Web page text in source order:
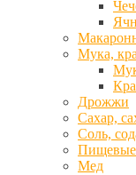
Мука,
Дрожжи
Сахар,
Соль,
Пищевые
Мед